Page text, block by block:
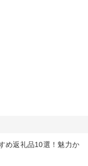
め返礼品10選！魅力か